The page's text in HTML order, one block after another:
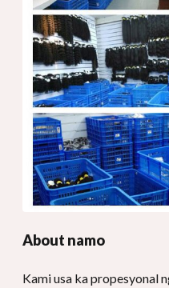
About namo
Kami usa ka propesyonal